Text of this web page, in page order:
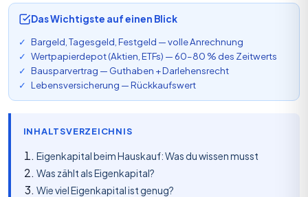
Das Wichtigste auf einen Blick
Bargeld, Tagesgeld, Festgeld — volle Anrechnung
Wertpapierdepot (Aktien, ETFs) — 60–80 % des Zeitwerts
Bausparvertrag — Guthaben + Darlehensrecht
Lebensversicherung — Rückkaufswert
INHALTSVERZEICHNIS
Eigenkapital beim Hauskauf: Was du wissen musst
Was zählt als Eigenkapital?
Wie viel Eigenkapital ist genug?